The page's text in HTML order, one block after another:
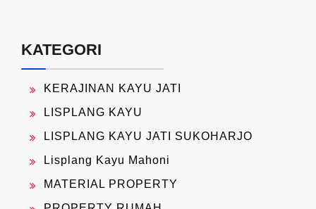
KATEGORI
KERAJINAN KAYU JATI
LISPLANG KAYU
LISPLANG KAYU JATI SUKOHARJO
Lisplang Kayu Mahoni
MATERIAL PROPERTY